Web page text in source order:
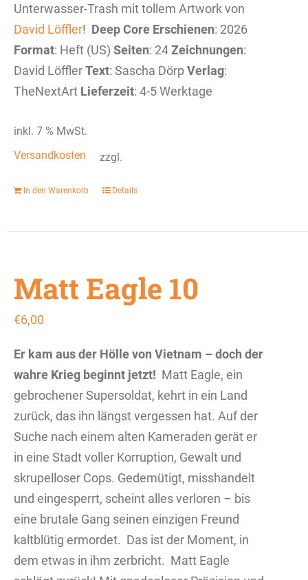
Unterwasser-Trash mit tollem Artwork von
David Löffler! Deep Core Erschienen: 2026
Format: Heft (US) Seiten: 24Zeichnungen:
David LöfflerText: Sascha DörpVerlag:
TheNextArt Lieferzeit: 4-5 Werktage
inkl. 7 % MwSt.
zzgl.
Versandkosten
In den Warenkorb Details
Matt Eagle 10
€6,00
Er kam aus der Hölle von Vietnam – doch der
wahre Krieg beginnt jetzt! Matt Eagle, ein
gebrochener Supersoldat, kehrt in ein Land
zurück, das ihn längst vergessen hat. Auf der
Suche nach einem alten Kameraden gerät er
in eine Stadt voller Korruption, Gewalt und
skrupelloser Cops. Gedemütigt, misshandelt
und eingesperrt, scheint alles verloren – bis
eine brutale Gang seinen einzigen Freund
kaltblütig ermordet. Das ist der Moment, in
dem etwas in ihm zerbricht. Matt Eagle